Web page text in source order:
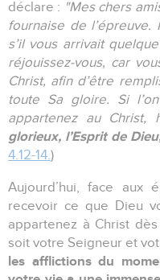
déclare : "Mes chers
fournaise de l’épreuve.
s’il vous arrivait
réjouissez-vous, car
Christ, afin d’être
toute Sa gloire. Si
appartenez au Christ,
glorieux, l’Esprit de
4.12-14.)
Aujourd’hui, face aux
recevoir ce que Dieu
appartenez à Christ dès
soit votre Seigneur et
les afflictions du